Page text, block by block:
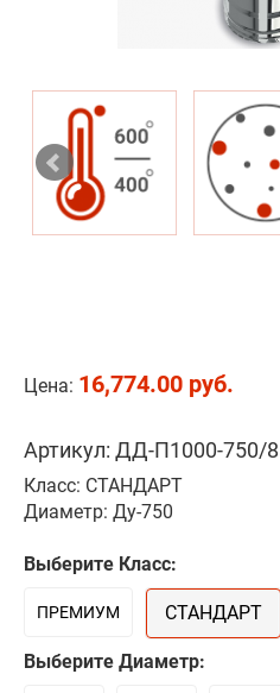
Цена: 16,774.00 руб.
Артикул: ДД-П1000-750/
Класс: СТАНДАРТ
Диаметр: Ду-750
Выберите Класс:
ПРЕМИУМ СТАНДАРТ
Выберите Диаметр: